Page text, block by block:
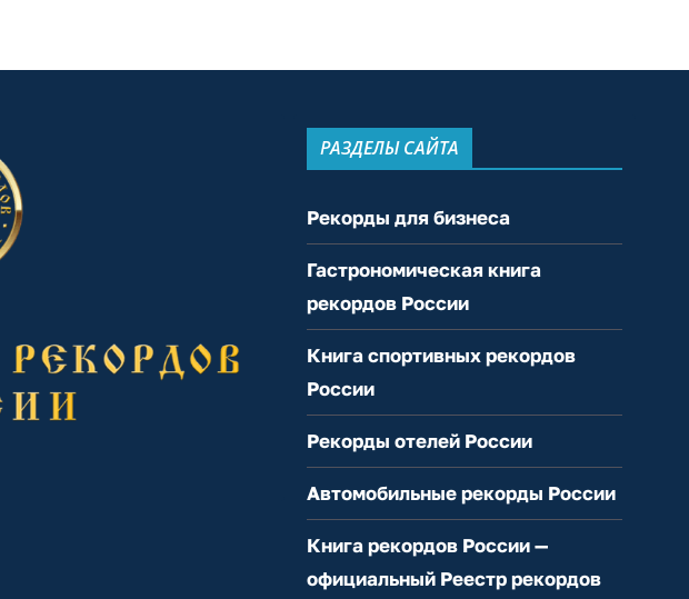
РАЗДЕЛЫ САЙТА
Рекорды для бизнеса
Гастрономическая книга
рекордов России
Книга спортивных рекордов
России
Рекорды отелей России
Автомобильные рекорды России
Книга рекордов России —
официальный Реестр рекордов